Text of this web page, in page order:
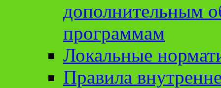
дополнительным
программам
Локальные
Правила